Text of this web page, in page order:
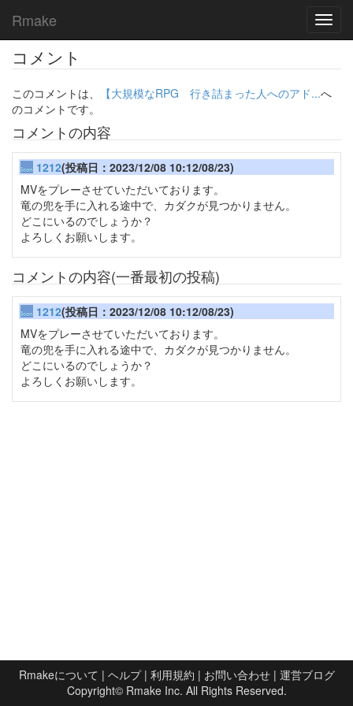
Rmake
コメント
このコメントは、 【大規模なRPG 行き詰まった人へのアド...へ
のコメントです。
コメントの内容
1212(投稿日：2023/12/08 10:12/08/23)
MVをプレーさせていただいております。
竜の兜を手に入れる途中で、カダクが見つかりません。
どこにいるのでしょうか？
よろしくお願いします。
コメントの内容(一番最初の投稿)
1212(投稿日：2023/12/08 10:12/08/23)
MVをプレーさせていただいております。
竜の兜を手に入れる途中で、カダクが見つかりません。
どこにいるのでしょうか？
よろしくお願いします。
Rmakeについて | ヘルプ| 利用規約 | お問い合わせ| 運営ブログ
Copyright© Rmake Inc. All Rights Reserved.